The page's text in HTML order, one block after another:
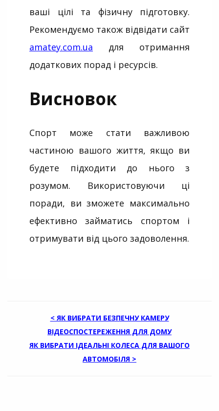
ваші цілі та фізичну підготовку.
Рекомендуємо також відвідати сайт
amatey.com.ua для отримання
додаткових порад і ресурсів.
Висновок
Спорт може стати важливою
частиною вашого життя, якщо ви
будете підходити до нього з
розумом. Використовуючи ці
поради, ви зможете максимально
ефективно займатись спортом і
отримувати від цього задоволення.
НАВИГАЦИЯ
ЗАПИСЯМ
< ЯК ВИБРАТИ БЕЗПЕЧНУ КАМЕРУ
ВІДЕОСПОСТЕРЕЖЕННЯ ДЛЯ ДОМУ
ЯК ВИБРАТИ ІДЕАЛЬНІ КОЛЕСА ДЛЯ ВАШОГО
АВТОМОБІЛЯ >